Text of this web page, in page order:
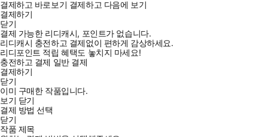
결제하고 바로보기 결제하고 다음에 보기
결제하기
닫기
결제 가능한 리디캐시, 포인트가 없습니다.
리디캐시 충전하고 결제없이 편하게 감상하세요.
리디포인트 적립 혜택도 놓치지 마세요!
충전하고 결제 일반 결제
결제하기
닫기
이미 구매한 작품입니다.
보기 닫기
결제 방법 선택
닫기
작품 제목